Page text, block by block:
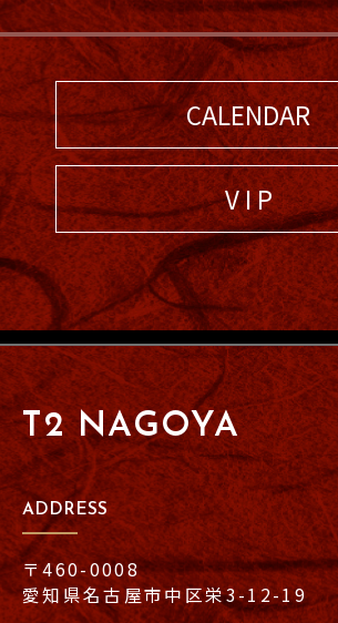
CALENDAR
V I P
T2 NAGOYA
ADDRESS
〒460-0008
愛知県名古屋市中区栄3-12-19